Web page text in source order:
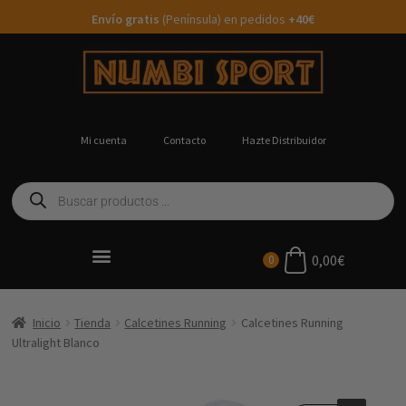
Envío gratis (Península) en pedidos +40€
Mi cuenta Contacto Hazte Distribuidor
0 0,00€
Inicio Tienda Calcetines Running
Calcetines Running
Ultralight Blanco